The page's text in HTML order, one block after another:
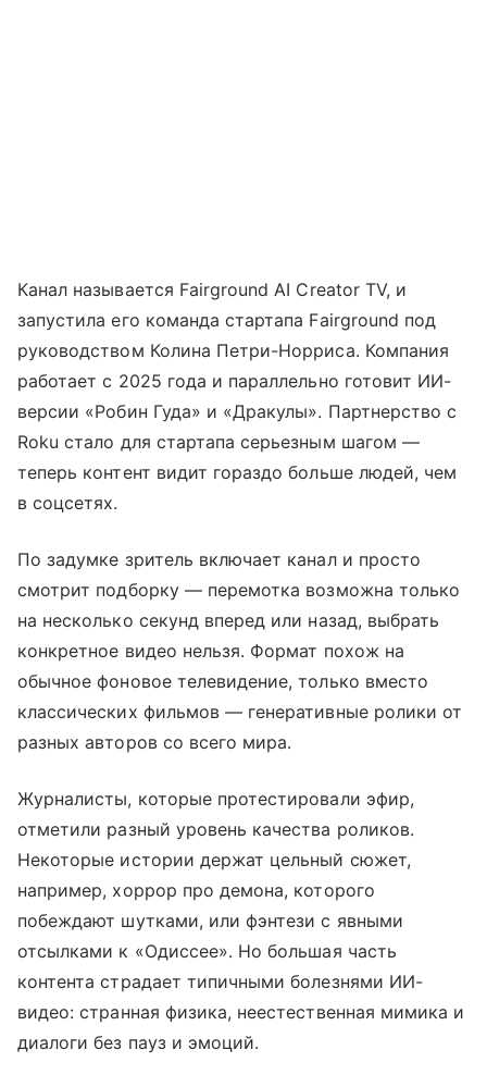
Канал называется Fairground AI Creator TV, и
запустила его команда стартапа Fairground под
руководством Колина Петри-Норриса. Компания
работает с 2025 года и параллельно готовит ИИ-
версии «Робин Гуда» и «Дракулы». Партнерство с
Roku стало для стартапа серьезным шагом —
теперь контент видит гораздо больше людей, чем
в соцсетях.
По задумке зритель включает канал и просто
смотрит подборку — перемотка возможна только
на несколько секунд вперед или назад, выбрать
конкретное видео нельзя. Формат похож на
обычное фоновое телевидение, только вместо
классических фильмов — генеративные ролики от
разных авторов со всего мира.
Журналисты, которые протестировали эфир,
отметили разный уровень качества роликов.
Некоторые истории держат цельный сюжет,
например, хоррор про демона, которого
побеждают шутками, или фэнтези с явными
отсылками к «Одиссее». Но большая часть
контента страдает типичными болезнями ИИ-
видео: странная физика, неестественная мимика и
диалоги без пауз и эмоций.